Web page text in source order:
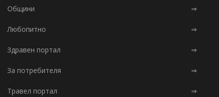
Общини ⇒
Любопитно ⇒
Здравен портал ⇒
За потребителя ⇒
Травел портал ⇒